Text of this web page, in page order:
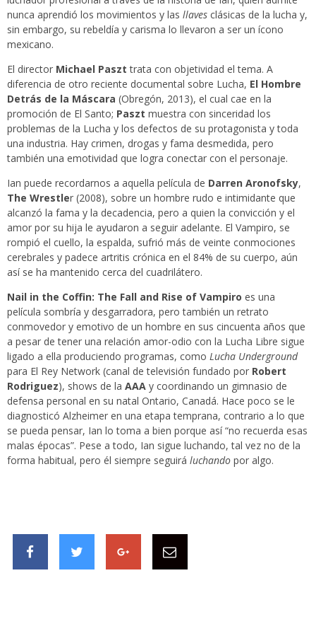
nunca aprendió los movimientos y las llaves clásicas de la lucha y,
sin embargo, su rebeldía y carisma lo llevaron a ser un ícono
mexicano.
El director Michael Paszt trata con objetividad el tema. A
diferencia de otro reciente documental sobre Lucha, El Hombre
Detrás de la Máscara (Obregón, 2013), el cual cae en la
promoción de El Santo; Paszt muestra con sinceridad los
problemas de la Lucha y los defectos de su protagonista y toda
una industria. Hay crimen, drogas y fama desmedida, pero
también una emotividad que logra conectar con el personaje.
Ian puede recordarnos a aquella película de Darren Aronofsky,
The Wrestler (2008), sobre un hombre rudo e intimidante que
alcanzó la fama y la decadencia, pero a quien la convicción y el
amor por su hija le ayudaron a seguir adelante. El Vampiro, se
rompió el cuello, la espalda, sufrió más de veinte conmociones
cerebrales y padece artritis crónica en el 84% de su cuerpo, aún
así se ha mantenido cerca del cuadrilátero.
Nail in the Coffin: The Fall and Rise of Vampiro es una
película sombría y desgarradora, pero también un retrato
conmovedor y emotivo de un hombre en sus cincuenta años que
a pesar de tener una relación amor-odio con la Lucha Libre sigue
ligado a ella produciendo programas, como Lucha Underground
para El Rey Network (canal de televisión fundado por Robert
Rodriguez), shows de la AAA y coordinando un gimnasio de
defensa personal en su natal Ontario, Canadá. Hace poco se le
diagnosticó Alzheimer en una etapa temprana, contrario a lo que
se pueda pensar, Ian lo toma a bien porque así “no recuerda esas
malas épocas”. Pese a todo, Ian sigue luchando, tal vez no de la
forma habitual, pero él siempre seguirá luchando por algo.